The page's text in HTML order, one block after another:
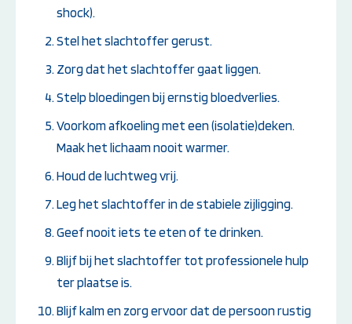
shock).
Stel het slachtoffer gerust.
Zorg dat het slachtoffer gaat liggen.
Stelp bloedingen bij ernstig bloedverlies.
Voorkom afkoeling met een (isolatie)deken.
Maak het lichaam nooit warmer.
Houd de luchtweg vrij.
Leg het slachtoffer in de stabiele zijligging.
Geef nooit iets te eten of te drinken.
Blijf bij het slachtoffer tot professionele hulp
ter plaatse is.
Blijf kalm en zorg ervoor dat de persoon rustig